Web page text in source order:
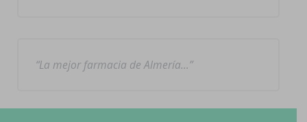
La mejor farmacia de Almería…